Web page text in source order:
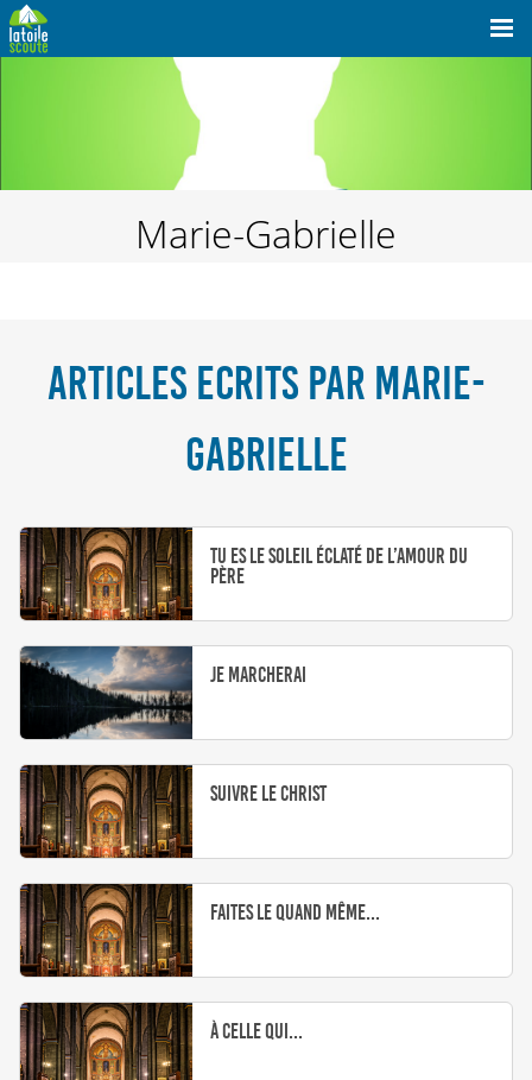
Marie-Gabrielle
ARTICLES ECRITS PAR MARIE-
GABRIELLE
Tu es le Soleil éclaté de l’Amour du
père
Je marcherai
Suivre le Christ
Faites le quand même...
À celle qui...